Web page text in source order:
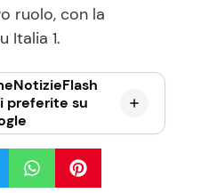
ruolo, con la
Italia 1.
preferite su